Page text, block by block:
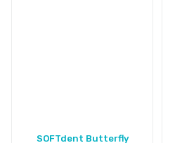
SOFTdent Butterfly